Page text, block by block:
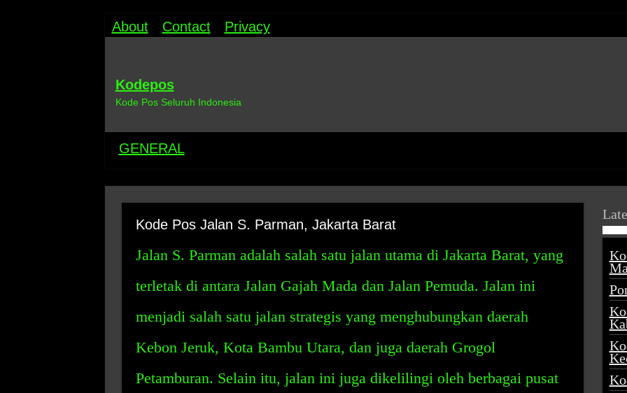
About Contact Privacy
Kodepos
Kode Pos Seluruh Indonesia
GENERAL
Kode Pos Jalan S. Parman, Jakarta Barat
Jalan S. Parman adalah salah satu jalan utama di Jakarta Barat, yang
terletak di antara Jalan Gajah Mada dan Jalan Pemuda. Jalan ini
menjadi salah satu jalan strategis yang menghubungkan daerah
Kebon Jeruk, Kota Bambu Utara, dan juga daerah Grogol
Petamburan. Selain itu, jalan ini juga dikelilingi oleh berbagai pusat